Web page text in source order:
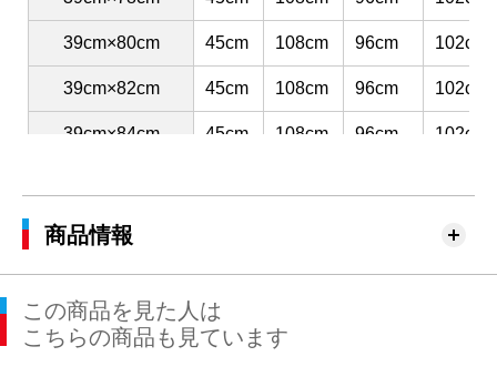
39cm×80cm 45cm 108cm 96cm 102cm
39cm×82cm 45cm 108cm 96cm 102cm
39cm×84cm 45cm 108cm 96cm 102cm
41cm×82cm
41cm×84cm 47cm 116cm 104cm 110cm
41cm×86cm 47cm
商品情報
この商品を見た人は
こちらの商品も見ています